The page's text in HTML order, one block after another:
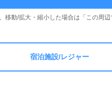
動/拡大・縮小した場合は「この周辺
宿泊施設/レジャー